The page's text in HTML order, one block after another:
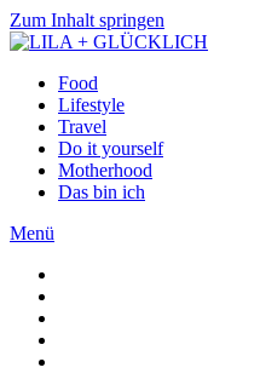
Zum Inhalt springen
Food
Lifestyle
Travel
Do it yourself
Motherhood
Das bin ich
Menü